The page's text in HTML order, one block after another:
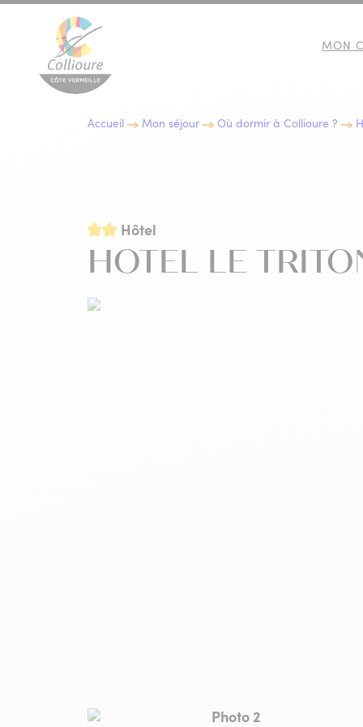
MON
10 BONNES RAISONS DE
IMMERSION CULTURELLE
LES EXPOSITIONS
GASTRONOMIE
Accueil Mon séjour Où dormir à Collioure ?
2 étoilesHôtel
HOTEL LE
Photo 2, © hotel-triton-